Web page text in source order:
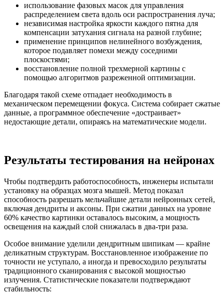
использование фазовых масок для управления
распределением света вдоль оси распространения луча;
независимая настройка яркости каждого пятна для
компенсации затухания сигнала на разной глубине;
применение принципов нелинейного возбуждения,
которое подавляет помехи между соседними
плоскостями;
восстановление полной трехмерной картины с
помощью алгоритмов разреженной оптимизации.
Благодаря такой схеме отпадает необходимость в
механическом перемещении фокуса. Система собирает сжатые
данные, а программное обеспечение «достраивает»
недостающие детали, опираясь на математические модели.
Результаты тестирования на нейронах
Чтобы подтвердить работоспособность, инженеры испытали
установку на образцах мозга мышей. Метод показал
способность разрешать мельчайшие детали нейронных сетей,
включая дендриты и аксоны. При сжатии данных на уровне
60% качество картинки оставалось высоким, а мощность
освещения на каждый слой снижалась в два-три раза.
Особое внимание уделили дендритным шипикам — крайне
деликатным структурам. Восстановленное изображение по
точности не уступало, а иногда и превосходило результаты
традиционного сканирования с высокой мощностью
излучения. Статистические показатели подтверждают
стабильность: